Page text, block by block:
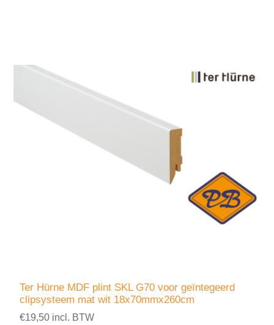
Ter Hürne MDF plint SKL G70 voor geïntegeerd
clipsysteem mat wit 18x70mmx260cm
€19,50 incl. BTW